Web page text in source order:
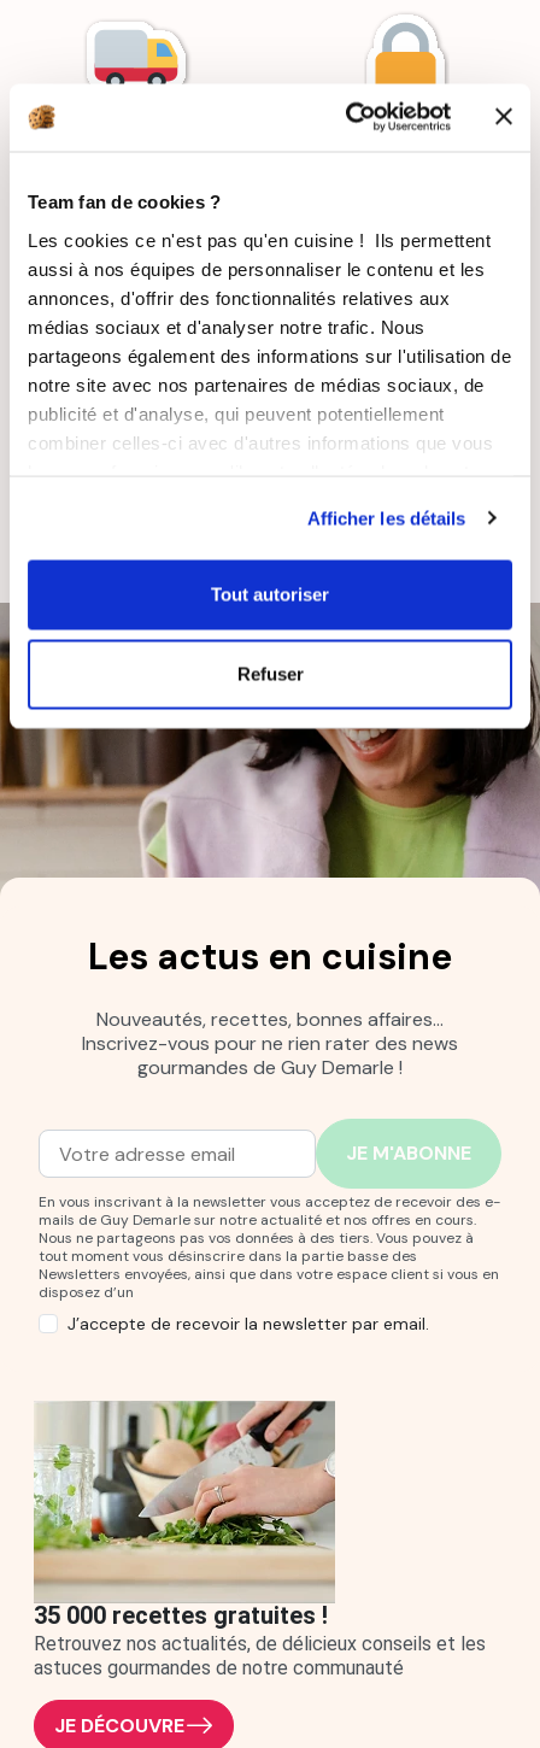
Team fan de cookies ?
Les cookies ce n'est pas qu'en cuisine ! Ils permettent
aussi à nos équipes de personnaliser le contenu et les
annonces, d'offrir des fonctionnalités relatives aux
médias sociaux et d'analyser notre trafic. Nous
partageons également des informations sur l'utilisation de
notre site avec nos partenaires de médias sociaux, de
publicité et d'analyse, qui peuvent potentiellement
combiner celles-ci avec d'autres informations que vous
Afficher les détails
Tout autoriser
Refuser
RECETTES
GRATUITES
SATISFAIT OU
REMBOURSÉ
FRANÇAISE
Les actus en cuisine
Nouveautés, recettes, bonnes affaires…
Inscrivez-vous pour ne rien rater des news
gourmandes de Guy Demarle !
Adresse mail
Entrez votre adresse mail pour vous abonner à notre
En vous inscrivant à la newsletter vous acceptez de recevoir des e-
mails de Guy Demarle sur notre actualité et nos offres en cours.
Nous ne partageons pas vos données à des tiers. Vous pouvez à
tout moment vous désinscrire dans la partie basse des
Newsletters envoyées, ainsi que dans votre espace client si vous en
disposez d’un
J’accepte de recevoir la newsletter par email.
35 000 recettes gratuites !
Retrouvez nos actualités, de délicieux conseils et les
astuces gourmandes de notre communauté
JE DÉCOUVRE